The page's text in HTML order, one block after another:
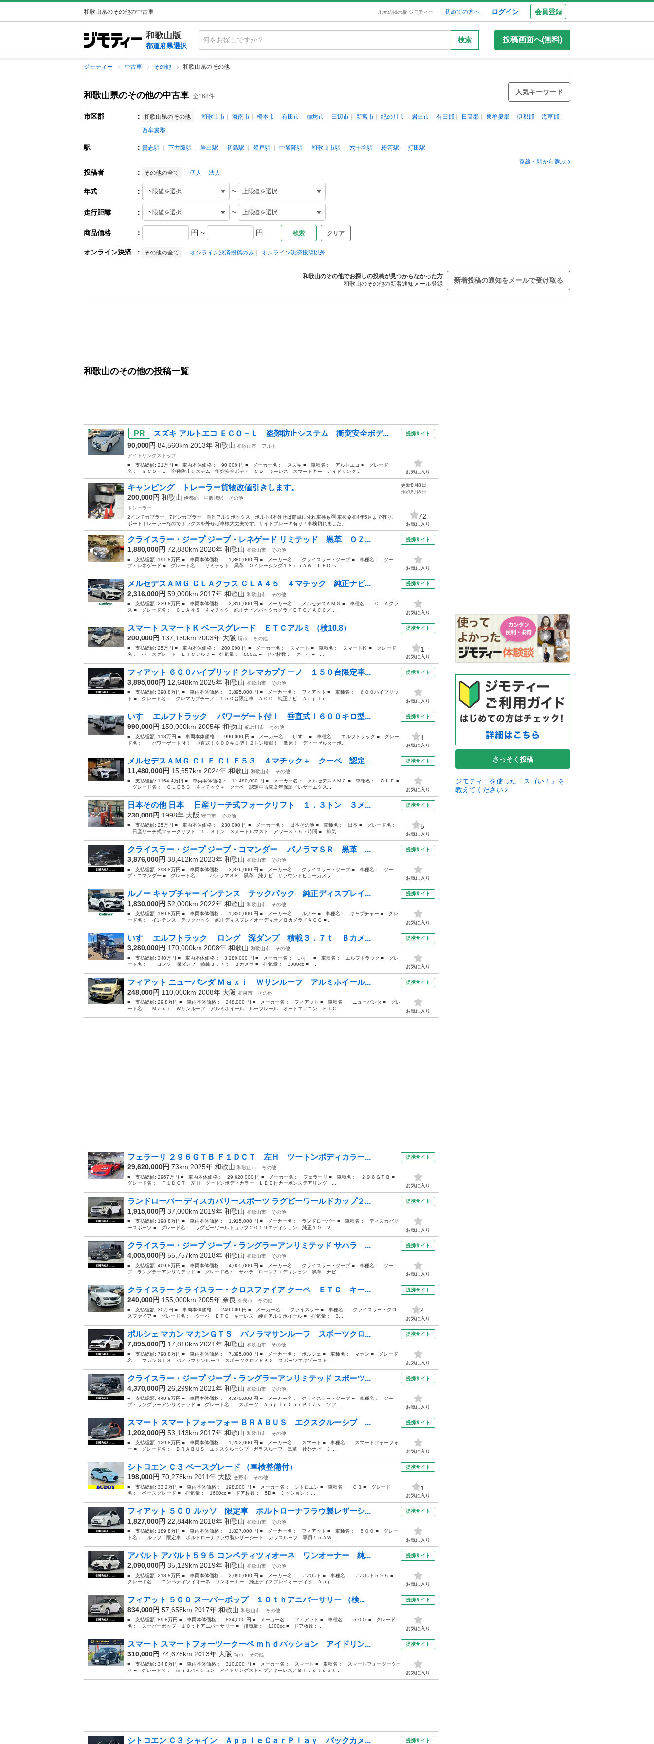
和歌山県のその他の中古車 地元の掲示板 ジモティー 初めての方へ ログイン 会員登録
和歌山版
都道府県選択
検索 投稿画面へ(無料)
ジモティー 中古車 その他 和歌山県のその他
和歌山県のその他の中古車 全168件
人気キーワード
市区郡 ： 和歌山県のその他 和歌山市 海南市 橋本市 有田市 御坊市 田辺市 新宮市 紀の川市 岩出市 有田郡 日高郡 東牟婁郡 伊都郡
海草郡
西牟婁郡
駅 ： 貴志駅 下井阪駅 岩出駅 初島駅 船戸駅 中飯降駅 和歌山市駅 六十谷駅 粉河駅
打田駅
路線・駅から選ぶ
投稿者 ： その他の全て 個人 法人
年式 ： ~
走行距離 ： ~
商品価格 ： 円 ~ 円 クリア
オンライン決済 ： その他の全て オンライン決済投稿のみ オンライン決済投稿以外
和歌山のその他でお探しの投稿が見つからなかった方
和歌山のその他の新着通知メール登録
新着投稿の通知をメールで受け取る
和歌山のその他の投稿一覧
スズキ アルトエコ ＥＣＯ－Ｌ 盗難防止システム 衝突安全ボデ...
90,000円 84,560km 2013年 和歌山 和歌山市
アルト
アイドリングストップ
■ 支払総額: 21万円 ■ 車両本体価格： 90,000 円 ■ メーカー名： スズキ ■ 車種名： アルトエコ ■ グレード
名： ＥＣＯ－Ｌ 盗難防止システム 衝突安全ボディ ＣＤ キーレス スマートキー アイドリング...
提携サイト
お気に入り
キャンピング トレーラー貨物改値引きします。
200,000円 和歌山 伊都郡 中飯降駅
その他
トレーラー
2インチカプラー、7ピンカプラー 自作アルミボックス、ボルト4本外せば簡単に外れ車検も🆗 車検令和4年5月まで有り、
ボートトレーラーなのでボックスを外せば車検大丈夫です。サイドブレーキ有り！車検切れました。
更新8月8日
作成8月8日
72
お気に入り
クライスラー・ジープ ジープ・レネゲード リミテッド 黒革 ＯＺ...
1,880,000円 72,880km 2020年 和歌山 和歌山市
その他
■ 支払総額: 191.8万円 ■ 車両本体価格： 1,880,000 円 ■ メーカー名： クライスラー・ジープ ■ 車種名： ジー
プ・レネゲード ■ グレード名： リミテッド 黒革 ＯＺレーシング１８ｉｎＡＷ ＬＥＤヘ...
提携サイト
お気に入り
メルセデスＡＭＧ ＣＬＡクラス ＣＬＡ４５ ４マチック 純正ナビ...
2,316,000円 59,000km 2017年 和歌山 和歌山市
その他
■ 支払総額: 239.8万円 ■ 車両本体価格： 2,316,000 円 ■ メーカー名： メルセデスＡＭＧ ■ 車種名： ＣＬＡクラ
ス ■ グレード名： ＣＬＡ４５ ４マチック 純正ナビ／バックカメラ／ＥＴＣ／ＡＣＣ／...
提携サイト
お気に入り
スマート スマートＫ ベースグレード ＥＴＣアルミ （検10.8）
200,000円 137,150km 2003年 大阪 堺市
その他
■ 支払総額: 25万円 ■ 車両本体価格： 200,000 円 ■ メーカー名： スマート ■ 車種名： スマートＫ ■ グレード
名： ベースグレード ＥＴＣアルミ ■ 排気量： 600cc ■ ドア枚数： クーペ ■ ...
提携サイト
1
お気に入り
フィアット ６００ハイブリッド クレマカプチーノ １５０台限定車...
3,895,000円 12,648km 2025年 和歌山 和歌山市
その他
■ 支払総額: 398.8万円 ■ 車両本体価格： 3,895,000 円 ■ メーカー名： フィアット ■ 車種名： ６００ハイブリッ
ド ■ グレード名： クレマカプチーノ １５０台限定車 ＡＣＣ 純正ナビ Ａｐｐｌｅ ...
提携サイト
お気に入り
いすゞ エルフトラック パワーゲート付！ 垂直式！６００キロ型...
990,000円 150,000km 2005年 和歌山 紀の川市
その他
■ 支払総額: 113万円 ■ 車両本体価格： 990,000 円 ■ メーカー名： いすゞ ■ 車種名： エルフトラック ■ グレー
ド名： パワーゲート付！ 垂直式！６００キロ型！２トン積載！ 低床！ ディーゼルターボ...
提携サイト
1
お気に入り
メルセデスＡＭＧ ＣＬＥ ＣＬＥ５３ ４マチック＋ クーペ 認定...
11,480,000円 15,657km 2024年 和歌山 和歌山市
その他
■ 支払総額: 1164.4万円 ■ 車両本体価格： 11,480,000 円 ■ メーカー名： メルセデスＡＭＧ ■ 車種名： ＣＬＥ ■
グレード名： ＣＬＥ５３ ４マチック＋ クーペ 認定中古車２年保証／レザーエクス...
提携サイト
お気に入り
日本その他 日本 日産リーチ式フォークリフト １．３トン ３メ...
230,000円 1998年 大阪 守口市
その他
■ 支払総額: 25万円 ■ 車両本体価格： 230,000 円 ■ メーカー名： 日本その他 ■ 車種名： 日本 ■ グレード名：
日産リーチ式フォークリフト １．３トン ３メートルマスト アワー３７５７時間 ■ 排気...
提携サイト
5
お気に入り
クライスラー・ジープ ジープ・コマンダー パノラマＳＲ 黒革 ...
3,876,000円 38,412km 2023年 和歌山 和歌山市
その他
■ 支払総額: 398.8万円 ■ 車両本体価格： 3,876,000 円 ■ メーカー名： クライスラー・ジープ ■ 車種名： ジー
プ・コマンダー ■ グレード名： パノラマＳＲ 黒革 純ナビ サラウンドビューカメラ ...
提携サイト
お気に入り
ルノー キャプチャー インテンス テックパック 純正ディスプレイ...
1,830,000円 52,000km 2022年 和歌山 和歌山市
その他
■ 支払総額: 189.8万円 ■ 車両本体価格： 1,830,000 円 ■ メーカー名： ルノー ■ 車種名： キャプチャー ■ グレ
ード名： インテンス テックパック 純正ディスプレイオーディオ／Ｂカメラ／ＡＣＣ ■...
提携サイト
お気に入り
いすゞ エルフトラック ロング 深ダンプ 積載３．７ｔ Ｂカメ...
3,280,000円 170,000km 2008年 和歌山 和歌山市
その他
■ 支払総額: 340万円 ■ 車両本体価格： 3,280,000 円 ■ メーカー名： いすゞ ■ 車種名： エルフトラック ■ グレ
ード名： ロング 深ダンプ 積載３．７ｔ Ｂカメラ ■ 排気量： 3000cc ■ ...
提携サイト
お気に入り
フィアット ニューパンダ Ｍａｘｉ Ｗサンルーフ アルミホイール...
248,000円 110,000km 2008年 大阪 和泉市
その他
■ 支払総額: 29.8万円 ■ 車両本体価格： 248,000 円 ■ メーカー名： フィアット ■ 車種名： ニューパンダ ■ グレ
ード名： Ｍａｘｉ Ｗサンルーフ アルミホイール ルーフレール オートエアコン ＥＴＣ...
提携サイト
お気に入り
フェラーリ ２９６ＧＴＢ Ｆ１ＤＣＴ 左Ｈ ツートンボディカラー...
29,620,000円 73km 2025年 和歌山 和歌山市
その他
■ 支払総額: 2967万円 ■ 車両本体価格： 29,620,000 円 ■ メーカー名： フェラーリ ■ 車種名： ２９６ＧＴＢ ■
グレード名： Ｆ１ＤＣＴ 左Ｈ ツートンボディカラー ＬＥＤ付カーボンステアリング ...
提携サイト
お気に入り
ランドローバー ディスカバリースポーツ ラグビーワールドカップ２...
1,915,000円 37,000km 2019年 和歌山 和歌山市
その他
■ 支払総額: 198.8万円 ■ 車両本体価格： 1,915,000 円 ■ メーカー名： ランドローバー ■ 車種名： ディスカバリ
ースポーツ ■ グレード名： ラグビーワールドカップ２０１９エディション 純正１０．２...
提携サイト
お気に入り
クライスラー・ジープ ジープ・ラングラーアンリミテッド サハラ ...
4,005,000円 55,757km 2018年 和歌山 和歌山市
その他
■ 支払総額: 409.8万円 ■ 車両本体価格： 4,005,000 円 ■ メーカー名： クライスラー・ジープ ■ 車種名： ジー
プ・ラングラーアンリミテッド ■ グレード名： サハラ ローンチエディション 黒革 ナビ...
提携サイト
お気に入り
クライスラー クライスラー・クロスファイア クーペ ＥＴＣ キー...
240,000円 155,000km 2005年 奈良 奈良市
その他
■ 支払総額: 30万円 ■ 車両本体価格： 240,000 円 ■ メーカー名： クライスラー ■ 車種名： クライスラー・クロ
スファイア ■ グレード名： クーペ ＥＴＣ キーレス 純正アルミホイール ■ 排気量： 3...
提携サイト
4
お気に入り
ポルシェ マカン マカンＧＴＳ パノラマサンルーフ スポーツクロ...
7,895,000円 17,810km 2021年 和歌山 和歌山市
その他
■ 支払総額: 798.8万円 ■ 車両本体価格： 7,895,000 円 ■ メーカー名： ポルシェ ■ 車種名： マカン ■ グレード
名： マカンＧＴＳ パノラマサンルーフ スポーツクロノＰＫＧ スポーツエキゾースト ...
提携サイト
お気に入り
クライスラー・ジープ ジープ・ラングラーアンリミテッド スポーツ...
4,370,000円 26,299km 2021年 和歌山 和歌山市
その他
■ 支払総額: 449.8万円 ■ 車両本体価格： 4,370,000 円 ■ メーカー名： クライスラー・ジープ ■ 車種名： ジー
プ・ラングラーアンリミテッド ■ グレード名： スポーツ ＡｐｐｌｅＣａｒＰｌａｙ ソフ...
提携サイト
お気に入り
スマート スマートフォーフォー ＢＲＡＢＵＳ エクスクルーシブ ...
1,202,000円 53,143km 2017年 和歌山 和歌山市
その他
■ 支払総額: 129.8万円 ■ 車両本体価格： 1,202,000 円 ■ メーカー名： スマート ■ 車種名： スマートフォーフォ
ー ■ グレード名： ＢＲＡＢＵＳ エクスクルーシブ ガラスルーフ 黒革 社外ナビ ミ...
提携サイト
お気に入り
シトロエン Ｃ３ ベースグレード （車検整備付）
198,000円 70,278km 2011年 大阪 交野市
その他
■ 支払総額: 33.2万円 ■ 車両本体価格： 198,000 円 ■ メーカー名： シトロエン ■ 車種名： Ｃ３ ■ グレード
名： ベースグレード ■ 排気量： 1600cc ■ ドア枚数： 5D ■ ミッション： ...
提携サイト
1
お気に入り
フィアット ５００ ルッソ 限定車 ポルトローナフラウ製レザーシ...
1,827,000円 22,844km 2018年 和歌山 和歌山市
その他
■ 支払総額: 189.8万円 ■ 車両本体価格： 1,827,000 円 ■ メーカー名： フィアット ■ 車種名： ５００ ■ グレー
ド名： ルッソ 限定車 ポルトローナフラウ製レザーシート ガラスルーフ 専用１５ＡＷ...
提携サイト
お気に入り
アバルト アバルト５９５ コンペティツィオーネ ワンオーナー 純...
2,090,000円 35,129km 2019年 和歌山 和歌山市
その他
■ 支払総額: 218.8万円 ■ 車両本体価格： 2,090,000 円 ■ メーカー名： アバルト ■ 車種名： アバルト５９５ ■
グレード名： コンペティツィオーネ ワンオーナー 純正ディスプレイオーディオ Ａｐｐ...
提携サイト
お気に入り
フィアット ５００ スーパーポップ １０ｔｈアニバーサリー （検...
834,000円 57,658km 2017年 和歌山 和歌山市
その他
■ 支払総額: 89.8万円 ■ 車両本体価格： 834,000 円 ■ メーカー名： フィアット ■ 車種名： ５００ ■ グレード
名： スーパーポップ １０ｔｈアニバーサリー ■ 排気量： 1200cc ■ ドア枚数：...
提携サイト
お気に入り
スマート スマートフォーツークーペ ｍｈｄパッション アイドリン...
310,000円 74,678km 2013年 大阪 堺市
その他
■ 支払総額: 34.8万円 ■ 車両本体価格： 310,000 円 ■ メーカー名： スマート ■ 車種名： スマートフォーツークー
ペ ■ グレード名： ｍｈｄパッション アイドリングストップ／キーレス／Ｂｌｕｅｔｏｏｔ...
提携サイト
お気に入り
シトロエン Ｃ３ シャイン ＡｐｐｌｅＣａｒＰｌａｙ バックカメ... 提携サイト
さっそく投稿
ジモティーを使った「スゴい！」を
教えてください